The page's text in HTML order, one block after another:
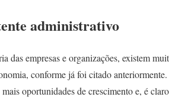
administrativo
das empresas e organizações, existem
conforme já foi citado
oportunidades de crescimento e, é